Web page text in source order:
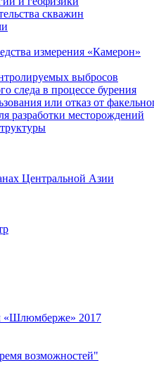
скважин
измерения «Камерон»
выбросов
следа в процессе бурения
или отказ от
разработки месторождений
Центральной Азии
«Шлюмберже» 2017
возможностей"